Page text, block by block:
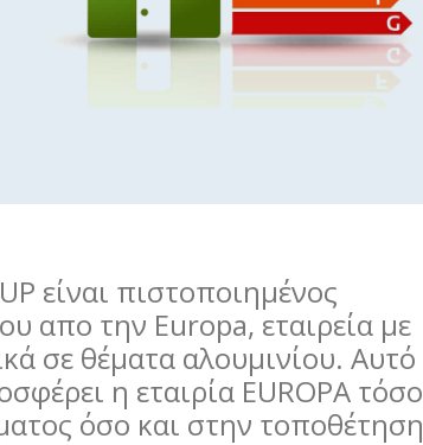
είναι πιστοποιημένος
απο την Europa, εταιρεία με
σε θέματα αλουμινίου. Αυτό
η εταιρία EUROPA τόσο
όσο και στην τοποθέτηση